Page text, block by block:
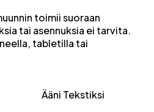
toimii suoraan
tai asennuksia ei tarvita.
tabletilla tai
Ääni Tekstiksi